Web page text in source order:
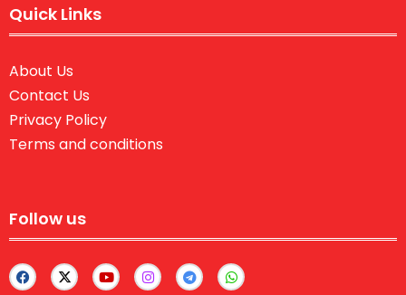
Quick Links
About Us
Contact Us
Privacy Policy
Terms and conditions
Follow us